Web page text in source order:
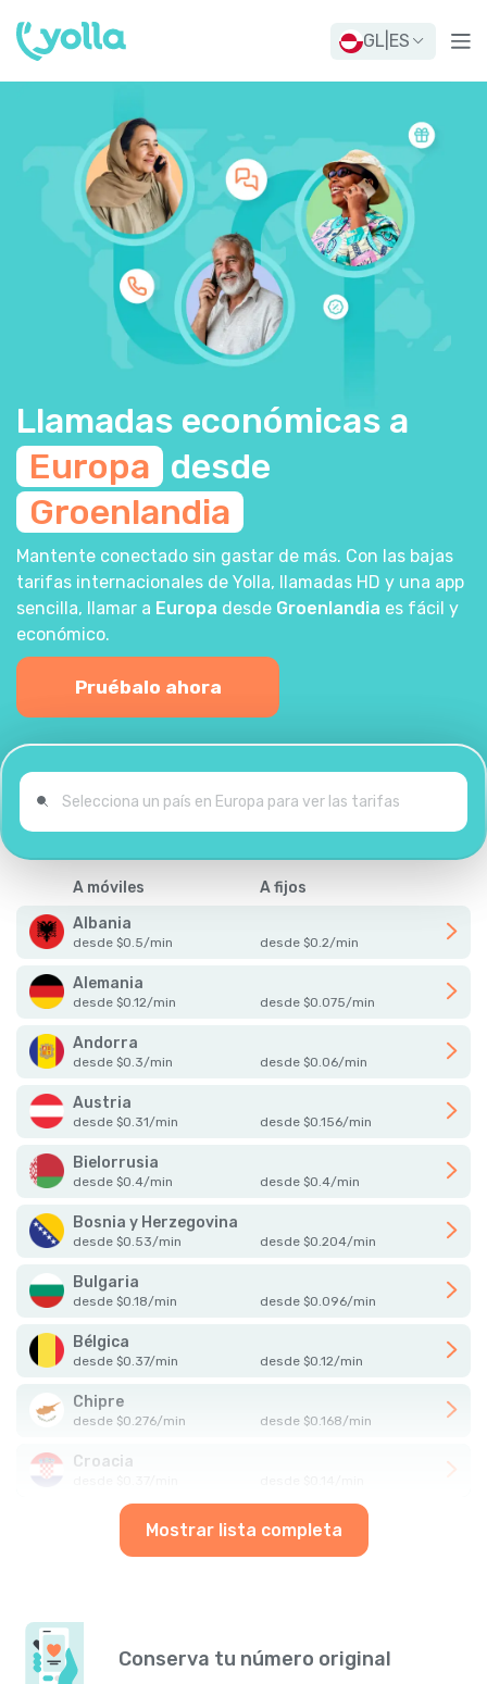
GL ES
Llamadas económicas a
Europa desde
Groenlandia
Mantente conectado sin gastar de más. Con las bajas
tarifas internacionales de Yolla, llamadas HD y una app
sencilla, llamar a Europa desde Groenlandia es fácil y
económico.
Pruébalo ahora
A móviles
A fijos
Albania
desde $0.5/min desde $0.2/min
Alemania
desde $0.12/min desde $0.075/min
Andorra
desde $0.3/min desde $0.06/min
Austria
desde $0.31/min desde $0.156/min
Bielorrusia
desde $0.4/min desde $0.4/min
Bosnia y Herzegovina
desde $0.53/min desde $0.204/min
Bulgaria
desde $0.18/min desde $0.096/min
Bélgica
desde $0.37/min desde $0.12/min
Chipre
desde $0.276/min desde $0.168/min
Croacia
Mostrar lista completa
Conserva tu número original